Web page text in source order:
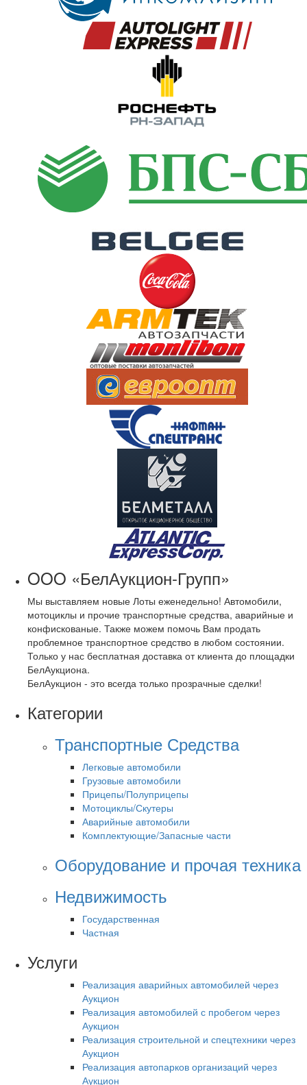
OOO «БелАукцион-Групп»
Мы выставляем новые Лоты еженедельно! Автомобили,
мотоциклы и прочие транспортные средства, аварийные и
конфискованые. Также можем помочь Вам продать
проблемное транспортное средство в любом состоянии.
Только у нас бесплатная доставка от клиента до площадки
БелАукциона.
БелАукцион - это всегда только прозрачные сделки!
Категории
Транспортные Средства
Легковые автомобили
Грузовые автомобили
Прицепы/Полуприцепы
Мотоциклы/Скутеры
Аварийные автомобили
Комплектующие/Запасные части
Оборудование и прочая техника
Недвижимость
Государственная
Частная
Услуги
Реализация аварийных автомобилей через
Аукцион
Реализация автомобилей с пробегом через
Аукцион
Реализация строительной и спецтехники через
Аукцион
Реализация автопарков организаций через
Аукцион